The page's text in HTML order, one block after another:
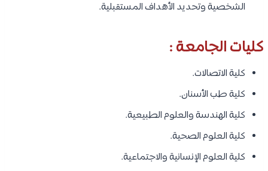
الشخصية وتحديد الأهداف المستقبلية.
كليات الجامعة :
كلية الاتصالات.
كلية طب الأسنان.
كلية الهندسة والعلوم الطبيعية.
كلية العلوم الصحية.
كلية العلوم الإنسانية والاجتماعية.